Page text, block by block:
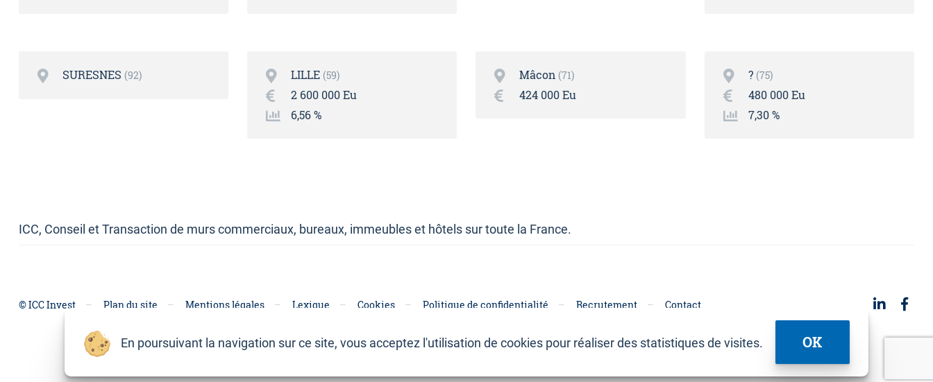
En poursuivant la navigation sur ce site, vous acceptez l'utilisation de cookies pour réaliser des statistiques de visites. OK
SURESNES 92 LILLE 59
2 600 000 Eu
6,56 %
Mâcon 71
424 000 Eu
? 75
480 000 Eu
7,30 %
ICC, Conseil et Transaction de murs commerciaux, bureaux, immeubles et hôtels sur toute la France.
© ICC Invest Plan du site Mentions légales Lexique Cookies Politique de confidentialité Recrutement Contact